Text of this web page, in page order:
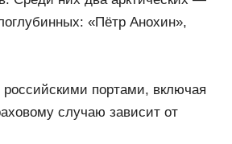
«Пётр Анохин»,
портами, включая
случаю зависит от